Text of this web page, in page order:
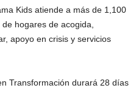
Kids atiende a más de 1,100
hogares de acogida,
apoyo en crisis y servicios
Transformación durará 28 días